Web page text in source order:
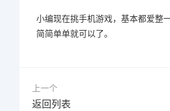
小编现在挑手机游戏，基本都爱整
简简单单就可以了。
上一个
返回列表